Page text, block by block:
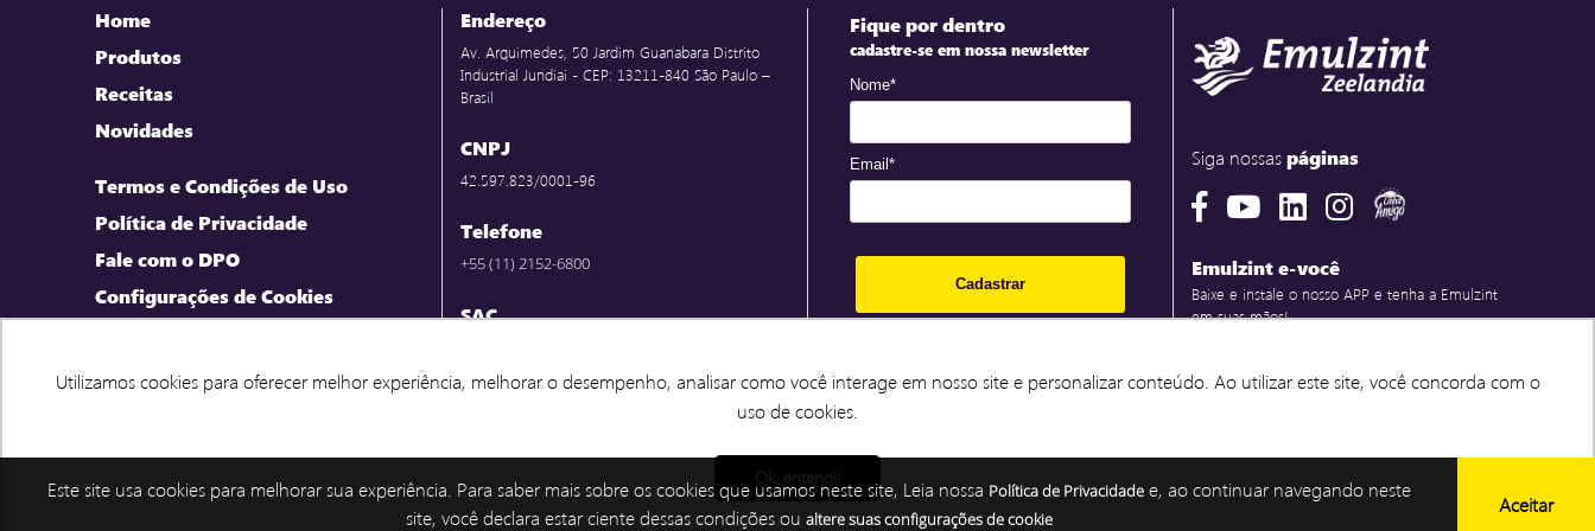
Utilizamos cookies para oferecer melhor experiência, melhorar o desempenho, analisar como você interage em nosso site e personalizar conteúdo. Ao utilizar este site, você concorda com o
uso de cookies.
Ok, entendi!
Utilizamos cookies para oferecer melhor experiência, melhorar o desempenho, analisar como você interage em nosso site e personalizar conteúdo. Ao utilizar este site, você concorda com o
uso de cookies.
Ok, entendi!
Este site usa cookies para melhorar sua experiência. Para saber mais sobre os cookies que usamos neste site, Leia nossa Política de Privacidadee, ao continuar navegando neste
site, você declara estar ciente dessas condições ou altere suas configurações de cookie
Aceitar
Home
Produtos
Receitas
Novidades
Termos e Condições de Uso
Política de Privacidade
Fale com o DPO
Configurações de Cookies
Endereço
Av. Arquimedes, 50 Jardim Guanabara Distrito
Industrial Jundiai - CEP: 13211-840 São Paulo –
Brasil
CNPJ
42.597.823/0001-96
Telefone
+55 (11) 2152-6800
SAC
Fique por dentro
cadastre-se em nossa newsletter
Nome*
Email*
Cadastrar
Ao clicar em enviar, os dados serão utilizados para
serviços, de acordo com a nossaPolitica de
Privacidade.
Siga nossaspáginas
Emulzint e-você
Baixe e instale o nosso APP e tenha a Emulzint
em suas mãos!